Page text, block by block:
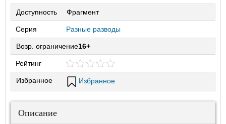
Доступность Фрагмент
Серия Разные разводы
Возр. ограничение16+
Рейтинг
Избранное Избранное
Описание